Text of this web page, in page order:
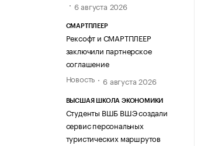
6 августа 2026
СМАРТПЛЕЕР
Рексофт и СМАРТПЛЕЕР
заключили партнерское
соглашение
Новость
6 августа 2026
ВЫСШАЯ ШКОЛА ЭКОНОМИКИ
Студенты ВШБ ВШЭ создали
сервис персональных
туристических маршрутов